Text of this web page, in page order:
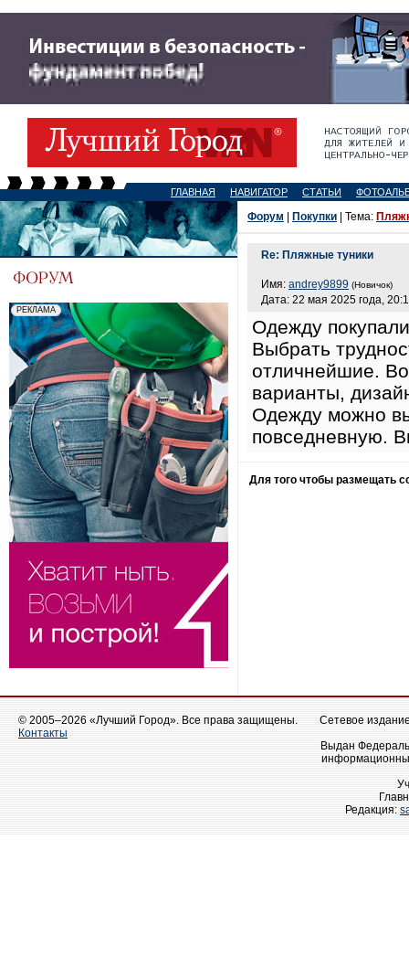
ГЛАВНАЯ НАВИГАТОР СТАТЬИ
Форум Покупки | Тема:
Re: Пляжные туники
Имя: andrey9899 (Новичок)
Дата: 22 мая 2025 года,
Одежду
Выбрать
отличнейшие.
варианты,
Одежду можно
повседневную.
Для того чтобы размещать
© 2005–2026 «Лучший Город». Все права защищены.
Контакты
Сетевое
Выдан
Редакция: